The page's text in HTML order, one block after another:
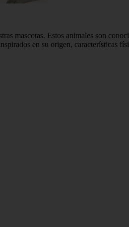
mascotas. Estos animales son
en su origen, características